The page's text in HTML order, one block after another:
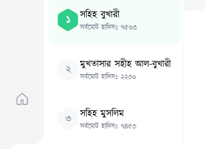
১ সহিহ বুখারী
সর্বমোট হাদিসঃ ৭৫৬৩
২ মুখতাসার সহীহ আল-বুখারী
সর্বমোট হাদিসঃ ২২৩০
৩ সহিহ মুসলিম
সর্বমোট হাদিসঃ ৭৪৫৩